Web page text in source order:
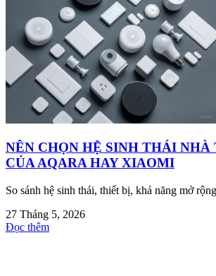
NÊN CHỌN HỆ SINH THÁI
CỦA AQARA HAY XIAOMI
So sánh hệ sinh thái, thiết bị, khả năng mở
27 Tháng 5, 2026
Đọc thêm